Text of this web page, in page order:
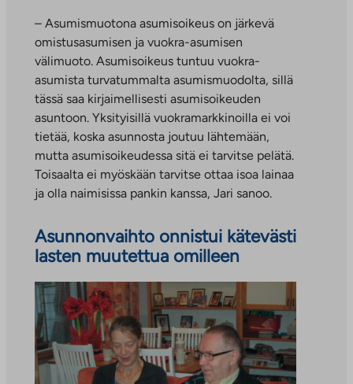
– Asumismuotona asumisoikeus on järkevä
omistusasumisen ja vuokra-asumisen
välimuoto. Asumisoikeus tuntuu vuokra-
asumista turvatummalta asumismuodolta, sillä
tässä saa kirjaimellisesti asumisoikeuden
asuntoon. Yksityisillä vuokramarkkinoilla ei voi
tietää, koska asunnosta joutuu lähtemään,
mutta asumisoikeudessa sitä ei tarvitse pelätä.
Toisaalta ei myöskään tarvitse ottaa isoa lainaa
ja olla naimisissa pankin kanssa, Jari sanoo.
Asunnonvaihto onnistui kätevästi
lasten muutettua omilleen